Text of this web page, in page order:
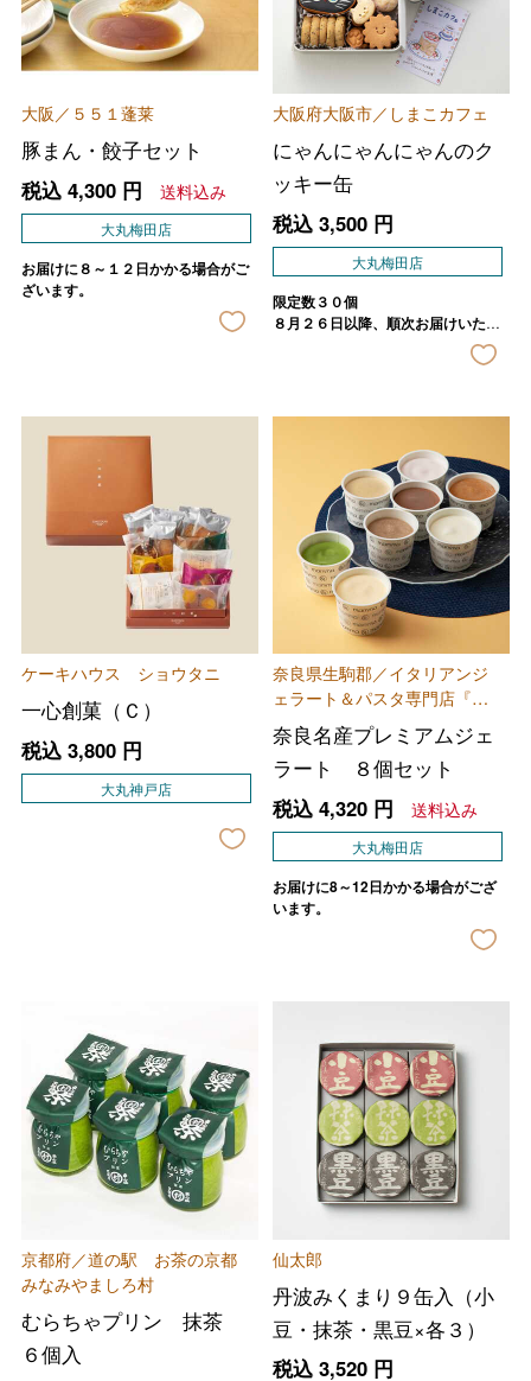
大阪／５５１蓬莱
豚まん・餃子セット
税込 4,300円 送料込み
大丸梅田店
お届けに８～１２日かかる場合がご
ざいます。
大阪府大阪市／しまこカフェ
にゃんにゃんにゃんのク
ッキー缶
税込 3,500円
大丸梅田店
限定数３０個
８月２６日以降、順次お届けいたし
ケーキハウス ショウタニ
一心創菓（Ｃ）
税込 3,800円
大丸神戸店
奈良県生駒郡／イタリアンジ
ェラート＆パスタ専門店『ｍ
ａｍｍａ（マンマ）』
奈良名産プレミアムジェ
ラート ８個セット
税込 4,320円 送料込み
大丸梅田店
お届けに8～12日かかる場合がござ
います。
京都府／道の駅 お茶の京都
みなみやましろ村
むらちゃプリン 抹茶
６個入
仙太郎
丹波みくまり９缶入（小
豆・抹茶・黒豆×各３）
税込 3,520円